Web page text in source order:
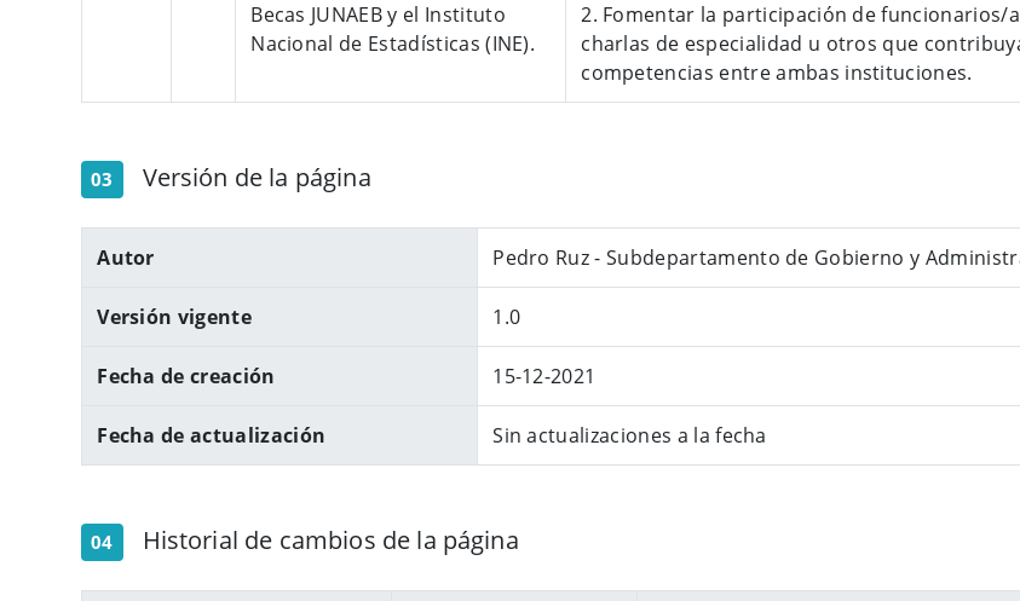
Becas JUNAEB y el Instituto
Nacional de Estadísticas (INE).
2. Fomentar la participación de funcionarios/
charlas de especialidad u otros que
competencias entre ambas instituciones.
03 Versión de la página
Autor Pedro Ruz - Subdepartamento de Gobierno y
Versión vigente 1.0
Fecha de creación 15-12-2021
Fecha de actualización Sin actualizaciones a la fecha
04 Historial de cambios de la página